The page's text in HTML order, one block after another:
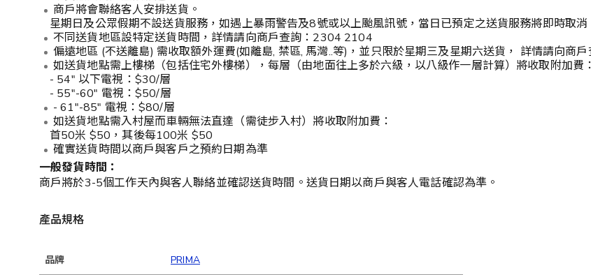
商戶將會聯絡客人安排送貨。
星期日及公眾假期不設送貨服務，如遇上暴雨警告及8號或以上颱風訊號，當日已預定之送貨服務將即時取
不同送貨地區設特定送貨時間，詳情請向商戶查詢：2304 2104
偏遠地區 (不送離島) 需收取額外運費(如離島, 禁區, 馬灣..等)，並只限於星期三及星期六送貨， 詳情請向商
如送貨地點需上樓梯（包括住宅外樓梯），每層（由地面往上多於六級，以八級作一層計算）將收取附加費：
- 54" 以下電視：$30/層
- 55"-60" 電視：$50/層
- 61"-85" 電視：$80/層
如送貨地點需入村屋而車輛無法直達（需徒步入村）將收取附加費：
首50米 $50，其後每100米 $50
確實送貨時間以商戶與客戶之預約日期為準
一般發貨時間：
商戶將於3-5個工作天內與客人聯絡並確認送貨時間。送貨日期以商戶與客人電話確認為準。
產品規格
品牌 PRIMA